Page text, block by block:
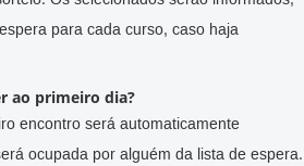
para cada curso, caso haja
ao primeiro dia?
encontro será automaticamente
ocupada por alguém da lista de espera.